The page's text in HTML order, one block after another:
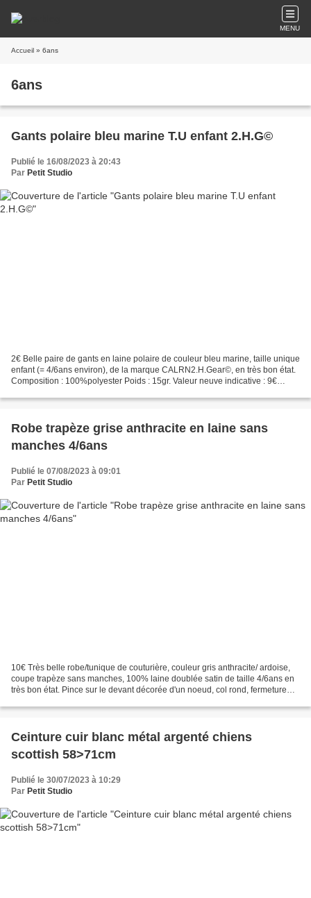
MENU
Accueil » 6ans
6ans
Gants polaire bleu marine T.U enfant 2.H.G©
Publié le 16/08/2023 à 20:43
Par Petit Studio
2€ Belle paire de gants en laine polaire de couleur bleu marine, taille unique
enfant (= 4/6ans environ), de la marque CALRN2.H.Gear©, en très bon état.
Composition : 100%polyester Poids : 15gr. Valeur neuve indicative : 9€
Robe trapèze grise anthracite en laine sans
manches 4/6ans
Publié le 07/08/2023 à 09:01
Par Petit Studio
10€ Très belle robe/tunique de couturière, couleur gris anthracite/ ardoise,
coupe trapèze sans manches, 100% laine doublée satin de taille 4/6ans en
très bon état. Pince sur le devant décorée d'un noeud, col rond, fermeture
Ceinture cuir blanc métal argenté chiens
scottish 58>71cm
Publié le 30/07/2023 à 10:29
Par Petit Studio